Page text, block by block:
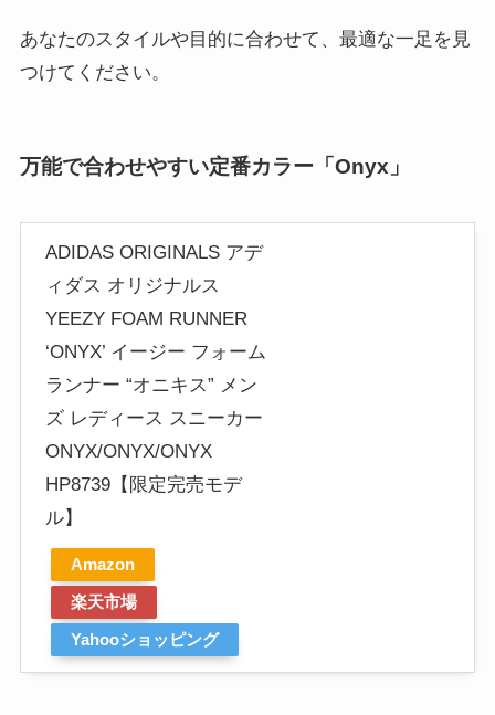
あなたのスタイルや目的に合わせて、最適な一足を見
つけてください。
万能で合わせやすい定番カラー「Onyx」
ADIDAS ORIGINALS アデ
ィダス オリジナルス
YEEZY FOAM RUNNER
‘ONYX’ イージー フォーム
ランナー “オニキス” メン
ズ レディース スニーカー
ONYX/ONYX/ONYX
HP8739【限定完売モデ
ル】
Amazon
楽天市場
Yahooショッピング